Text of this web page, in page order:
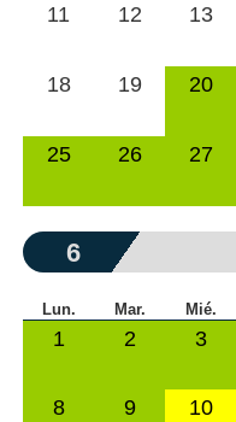
11 12 13
18 19 20
25 26 27
6
Lun. Mar. Mié.
1 2 3
8 9 10